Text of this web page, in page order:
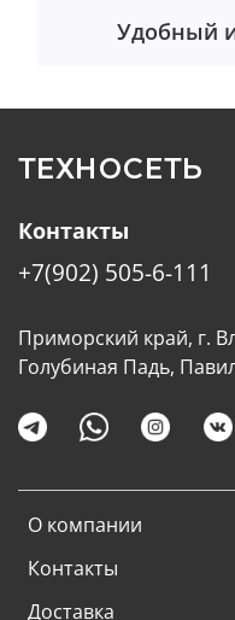
Удобный
ТЕХНОСЕТЬ
О компании
Контакты
Доставка
Контакты
+7(902) 505-6-111
Приморский край, г.
Голубиная Падь,